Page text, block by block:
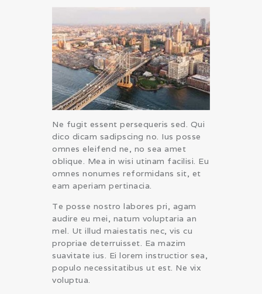
Ne fugit essent persequeris sed. Qui
dico dicam sadipscing no. Ius posse
omnes eleifend ne, no sea amet
oblique. Mea in wisi utinam facilisi. Eu
omnes nonumes reformidans sit, et
eam aperiam pertinacia.
Te posse nostro labores pri, agam
audire eu mei, natum voluptaria an
mel. Ut illud maiestatis nec, vis cu
propriae deterruisset. Ea mazim
suavitate ius. Ei lorem instructior sea,
populo necessitatibus ut est. Ne vix
voluptua.